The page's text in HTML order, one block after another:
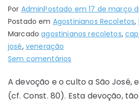
Por AdminPostado em17 de março
Postado em Agostinianos Recoletos,
Marcadoagostinianos recoletos,
josé, veneração
Sem comentários
A devoção e o culto a São
(cf. Const. 80). Esta devoção,